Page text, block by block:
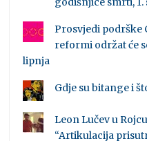
Prosvjedi
reformi održat će
lipnja
Gdje su bitange i
Leon Lučev u
“Artikulacija